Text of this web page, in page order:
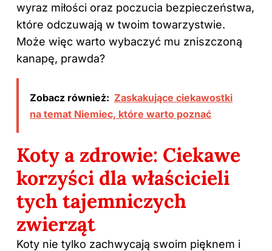
wyraz miłości oraz poczucia bezpieczeństwa,
które odczuwają w twoim towarzystwie.
Może więc warto wybaczyć mu zniszczoną
kanapę, prawda?
Zobacz również: Zaskakujące ciekawostki
na temat Niemiec, które warto poznać
Koty a zdrowie: Ciekawe
korzyści dla właścicieli
tych tajemniczych
zwierząt
Koty nie tylko zachwycają swoim pięknem i